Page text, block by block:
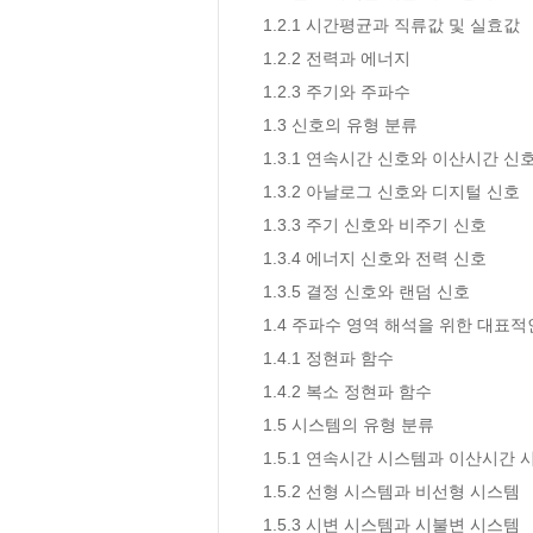
1.2.1 시간평균과 직류값 및 실효값
1.2.2 전력과 에너지
1.2.3 주기와 주파수
1.3 신호의 유형 분류
1.3.1 연속시간 신호와 이산시간 신
1.3.2 아날로그 신호와 디지털 신호
1.3.3 주기 신호와 비주기 신호
1.3.4 에너지 신호와 전력 신호
1.3.5 결정 신호와 랜덤 신호
1.4 주파수 영역 해석을 위한 대표적
1.4.1 정현파 함수
1.4.2 복소 정현파 함수
1.5 시스템의 유형 분류
1.5.1 연속시간 시스템과 이산시간
1.5.2 선형 시스템과 비선형 시스템
1.5.3 시변 시스템과 시불변 시스템